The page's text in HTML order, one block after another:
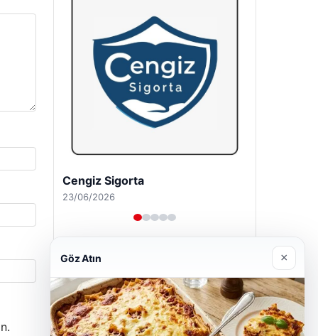
Cengiz Sigorta
23/06/2026
Göz Atın ×